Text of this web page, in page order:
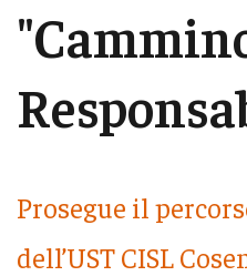
Prosegue il
dell’UST CISL